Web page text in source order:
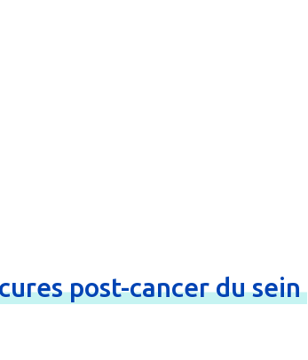
post-cancerdusein